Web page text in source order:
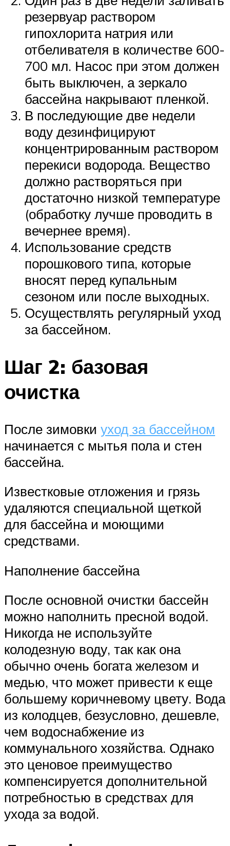
резервуар раствором
гипохлорита натрия или
отбеливателя в количестве 600-
700 мл. Насос при этом должен
быть выключен, а зеркало
бассейна накрывают пленкой.
В последующие две недели
воду дезинфицируют
концентрированным раствором
перекиси водорода. Вещество
должно растворяться при
достаточно низкой температуре
(обработку лучше проводить в
вечернее время).
Использование средств
порошкового типа, которые
вносят перед купальным
сезоном или после выходных.
Осуществлять регулярный уход
за бассейном.
Шаг 2: базовая
очистка
После зимовки уход за бассейном
начинается с мытья пола и стен
бассейна.
Известковые отложения и грязь
удаляются специальной щеткой
для бассейна и моющими
средствами.
Наполнение бассейна
После основной очистки бассейн
можно наполнить пресной водой.
Никогда не используйте
колодезную воду, так как она
обычно очень богата железом и
медью, что может привести к еще
большему коричневому цвету. Вода
из колодцев, безусловно, дешевле,
чем водоснабжение из
коммунального хозяйства. Однако
это ценовое преимущество
компенсируется дополнительной
потребностью в средствах для
ухода за водой.